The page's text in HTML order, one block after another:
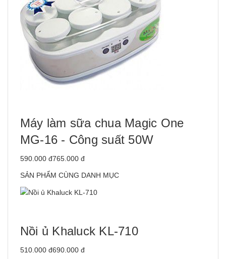
Máy làm sữa chua Magic One
MG-16 - Công suất 50W
590.000 đ765.000 đ
SẢN PHẨM CÙNG DANH MỤC
Nồi ủ Khaluck KL-710
510.000 đ690.000 đ